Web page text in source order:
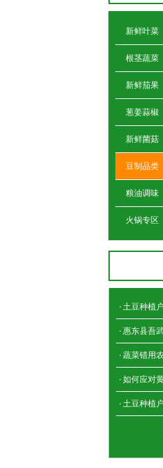
新鲜叶菜
根茎蔬菜
新鲜茄果
葱姜蒜椒
新鲜菌菇
豆制品类
粮油调味
火锅专区
土豆种植户注意！
惠东县吾武蔬菜店
蔬菜错用
如何应对
土豆种植